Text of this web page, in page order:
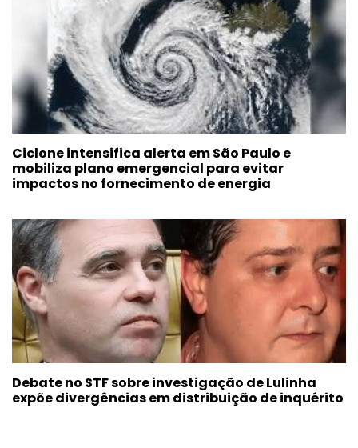
Ciclone intensifica alerta em São Paulo e
mobiliza plano emergencial para evitar
impactos no fornecimento de energia
Debate no STF sobre investigação de Lulinha
expõe divergências em distribuição de inquérito